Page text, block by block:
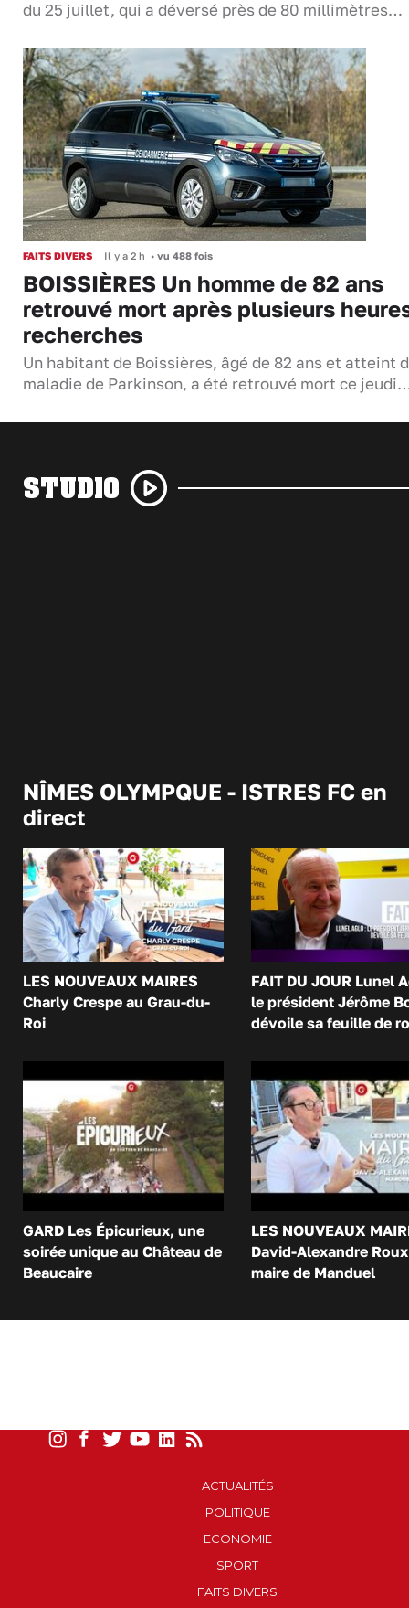
du 25 juillet, qui a déversé près de 80 millimètres…
FAITS DIVERS Il y a 2 h • vu 488 fois
BOISSIÈRES Un homme de 82 ans
retrouvé mort après plusieurs
recherches
Un habitant de Boissières, âgé de 82 ans et atteint
maladie de Parkinson, a été retrouvé mort ce
STUDIO
NÎMES OLYMPQUE - ISTRES FC en
direct
LES NOUVEAUX MAIRES
Charly Crespe au Grau-du-
Roi
FAIT DU JOUR Lunel
le président Jérôme
dévoile sa feuille de
GARD Les Épicurieux, une
soirée unique au Château de
Beaucaire
LES NOUVEAUX
David-Alexandre
maire de Manduel
ACTUALITÉS
POLITIQUE
ECONOMIE
SPORT
FAITS DIVERS